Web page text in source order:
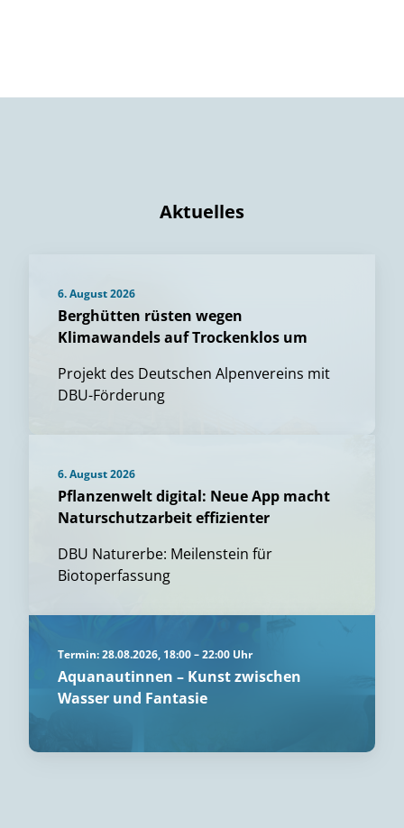
Aktuelles
6. August 2026
Berghütten rüsten wegen
Klimawandels auf Trockenklos um
Projekt des Deutschen Alpenvereins mit
DBU-Förderung
6. August 2026
Pflanzenwelt digital: Neue App macht
Naturschutzarbeit effizienter
DBU Naturerbe: Meilenstein für
Biotoperfassung
Termin: 28.08.2026, 18:00 – 22:00 Uhr
Aquanautinnen – Kunst zwischen
Wasser und Fantasie